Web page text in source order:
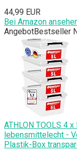
44,99 EUR
Bei Amazon
AngebotBestseller
ATHLON TOOLS 4
lebensmittelecht -
Plastik-Box